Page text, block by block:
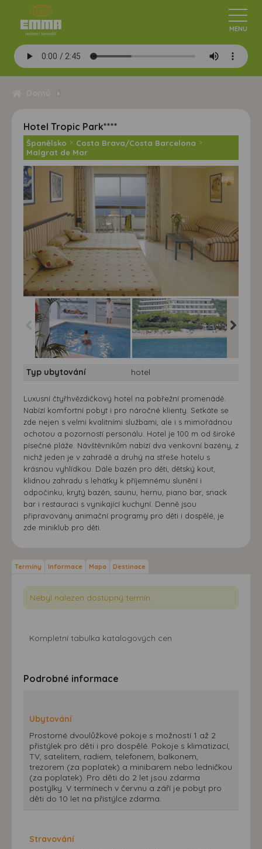
Hotel Tropic Park****
Španělsko > Costa Brava/Costa Barcelona >
Malgrat de Mar
Španělsko, Costa
Mar - hotel Tropic Park
Španělsko, Costa
Mar - hotel Tropic Park
Typ ubytování hotel
Luxusní čtyřhvězdičkový hotel na pobřežní promenádě.
Nabízí komfortní pobyt i pro náročné klienty. Setkáte se
zde nejen s velmi kvalitními službami, ale i s mimořádnou
ochotou a pozorností personálu. Hotel je 100 m od široké
písečné pláže. Návštěvníkům nabízí dva venkovní bazény, z
nichž jeden je v zahradě a druhý na střeše hotelu s
krásnou vyhlídkou. Dále bazén pro děti, dětský kout,
klidnou zahradu s lehátky k příjemnému slunění i
odpočinku, krytý bazén, saunu, hernu, piano bar, snack
bar i restauraci s vynikající kuchyní. Denně jsou
připravovány animační programy pro děti i dospělé, je
zde miniklub pro děti.
Termíny Informace Mapa Destinace
Nebyl nalezen dostupný termín.
Kompletní tabulka katalogových cen
Podrobné informace
Ubytování
Prostorné dvoulůžkové pokoje s možností 1 až 2
přistýlek pro děti i pro dospělé. Pokoje s klimatizací,
TV, satelitem, radiem, telefonem, balkonem,
trezorem (za poplatek) a minibarem nebo ledničkou
(za poplatek). Pro děti do 2 let jsou zdarma
postýlky. V termínech v červnu a září je pobyt pro
děti do 10 let na přistýlce zdarma.
Stravování